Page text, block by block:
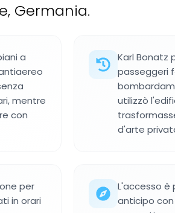
Germania.
a
mentre
con
Karl Bonatz
passeggeri
utilizzò
d'arte
per
in orari
L'accesso
anticipo